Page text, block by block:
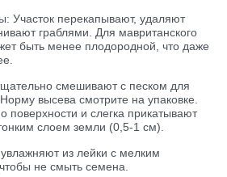
Участок перекапывают, удаляют
граблями. Для мавританского
быть менее плодородной, что даже
смешивают с песком для
высева смотрите на упаковке.
поверхности и слегка прикатывают
слоем земли (0,5-1 см).
из лейки с мелким
не смыть семена.